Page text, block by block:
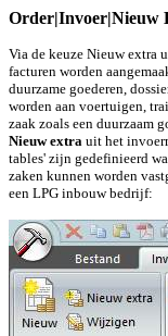
Order|Invoer|Nieuw
Via de keuze Nieuw extra
facturen worden
duurzame goederen,
worden aan voertuigen,
zaak zoals een duurzaam
Nieuw extra uit het
tables' zijn gedefinieerd
zaken kunnen worden
een LPG inbouw bedrijf: